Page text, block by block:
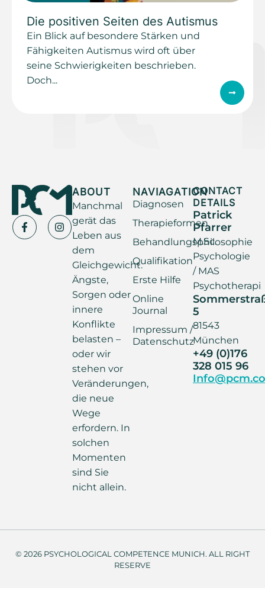
Die positiven Seiten des Autismus
Ein Blick auf besondere Stärken und
Fähigkeiten Autismus wird oft über
seine Schwierigkeiten beschrieben.
Doch...
ABOUT
Manchmal
gerät das
Leben aus
dem
Gleichgewicht.
Ängste,
Sorgen oder
innere
Konflikte
belasten –
oder wir
stehen vor
Veränderungen,
die neue
Wege
erfordern. In
solchen
Momenten
sind Sie
nicht allein.
NAVIAGATION
Diagnosen
Therapieformen
Behandlungsphilosophie
Qualifikation
Erste Hilfe
Online
Journal
Impressum /
Datenschutz
CONTACT
DETAILS
Patrick
Pfarrer
M.Sc.
Psychologie
/ MAS
Psychotherapi
5
81543
München
+49 (0)176
328 015 96
© 2026 PSYCHOLOGICAL COMPETENCE MUNICH. ALL RIGHT
RESERVE